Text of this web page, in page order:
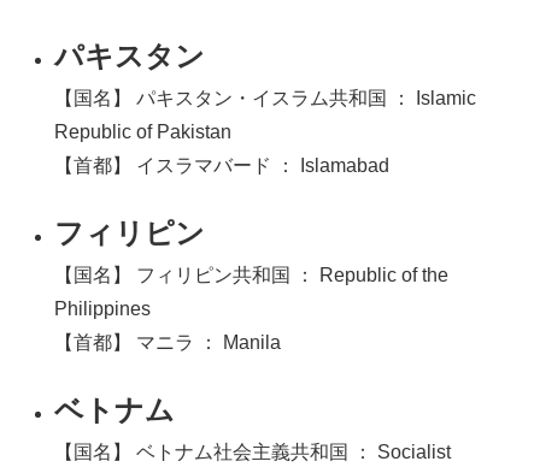
パキスタン
【国名】 パキスタン・イスラム共和国 ： Islamic
Republic of Pakistan
【首都】 イスラマバード ： Islamabad
フィリピン
【国名】 フィリピン共和国 ： Republic of the
Philippines
【首都】 マニラ ： Manila
ベトナム
【国名】 ベトナム社会主義共和国 ： Socialist